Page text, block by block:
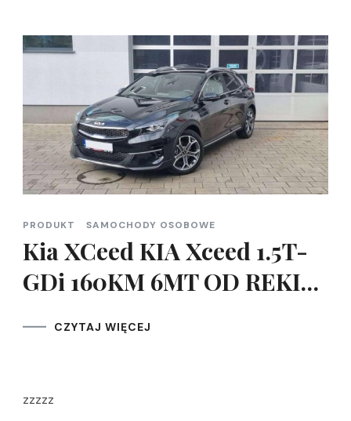
PRODUKT SAMOCHODY OSOBOWE
Kia XCeed KIA Xceed 1.5T-
GDi 160KM 6MT OD REKI…
CZYTAJ WIĘCEJ
zzzzz